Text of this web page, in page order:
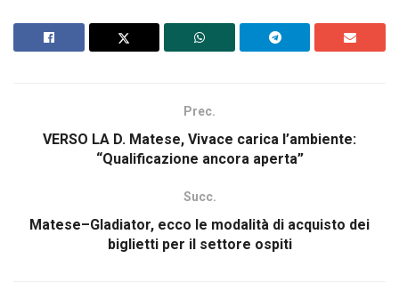
Prec.
VERSO LA D. Matese, Vivace carica l’ambiente:
“Qualificazione ancora aperta”
Succ.
Matese–Gladiator, ecco le modalità di acquisto dei
biglietti per il settore ospiti